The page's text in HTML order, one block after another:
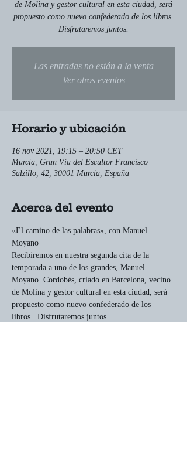
de Molina y gestor cultural en esta ciudad, será
propuesto como nuevo confederado de los libros.
Disfrutaremos juntos.
Las entradas no están a la venta
Ver otros eventos
Horario y ubicación
16 nov 2021, 19:15 – 20:50 CET
Murcia, Gran Vía del Escultor Francisco
Salzillo, 42, 30001 Murcia, España
Acerca del evento
«El camino de las palabras», con Manuel
Moyano
Recibiremos en nuestra segunda cita de la
temporada a uno de los grandes, Manuel
Moyano. Cordobés, criado en Barcelona, vecino
de Molina y gestor cultural en esta ciudad, será
propuesto como nuevo confederado de los
libros.  Disfrutaremos juntos.